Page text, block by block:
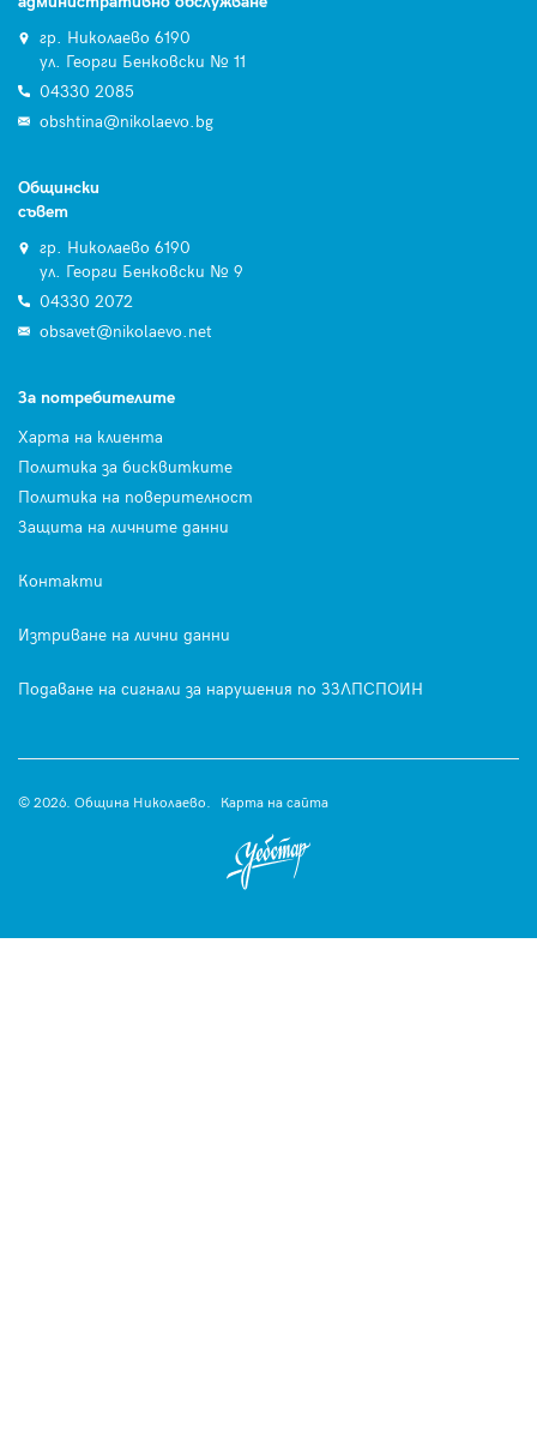
гр. Николаево 6190
ул. Георги Бенковски № 11
04330 2085
obshtina@nikolaevo.bg
Общински
съвет
гр. Николаево 6190
ул. Георги Бенковски № 9
04330 2072
obsavet@nikolaevo.net
За потребителите
Харта на клиента
Политика за бисквитките
Политика на поверителност
Защита на личните данни
Контакти
Изтриване на лични данни
Подаване на сигнали за нарушения по ЗЗЛПСПОИН
© 2026. Община Николаево. Карта на сайта